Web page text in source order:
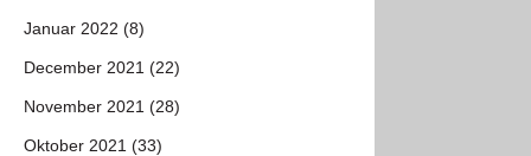
Januar 2022 (8)
December 2021 (22)
November 2021 (28)
Oktober 2021 (33)